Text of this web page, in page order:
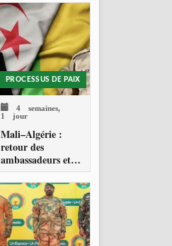
refondation
PROCESSUS DE PAIX
4 semaines,
1 jour
Mali–Algérie :
retour des
ambassadeurs et
réouverture des
espaces aériens